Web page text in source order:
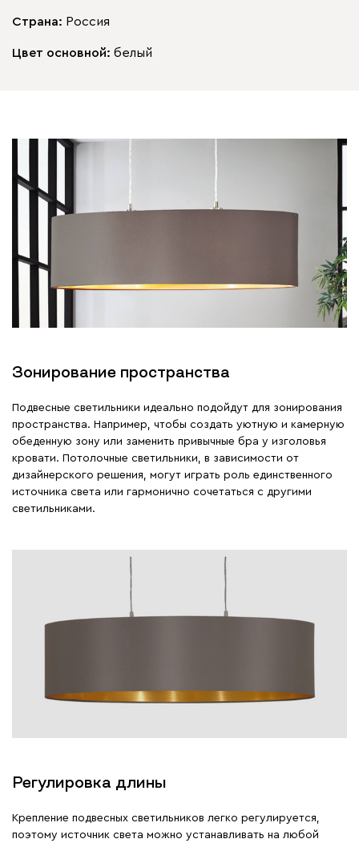
Страна: Россия
Цвет основной: белый
Зонирование пространства
Подвесные светильники идеально подойдут для зонирования
пространства. Например, чтобы создать уютную и камерную
обеденную зону или заменить привычные бра у изголовья
кровати. Потолочные светильники, в зависимости от
дизайнерского решения, могут играть роль единственного
источника света или гармонично сочетаться с другими
светильниками.
Регулировка длины
Крепление подвесных светильников легко регулируется,
поэтому источник света можно устанавливать на любой